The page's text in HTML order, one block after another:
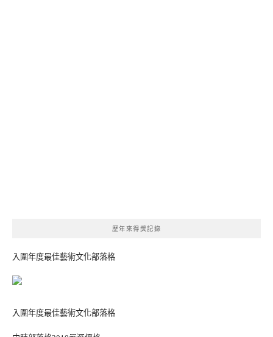
歷年來得獎記錄
入圍年度最佳藝術文化部落格
入圍年度最佳藝術文化部落格